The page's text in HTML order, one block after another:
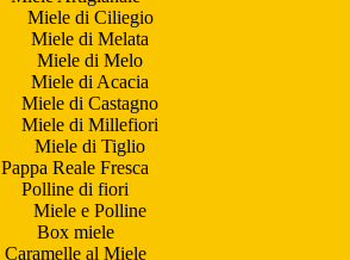
Miele di Ciliegio
Miele di Melata
Miele di Melo
Miele di Acacia
Miele di Castagno
Miele di Millefiori
Miele di Tiglio
Pappa Reale Fresca
Polline di fiori
Miele e Polline
Box miele
Caramelle al Miele